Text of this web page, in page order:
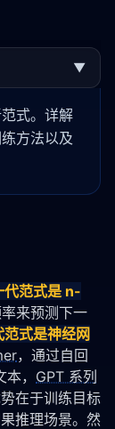
▼
式。详解
方法以及
代范式是 n-
来预测下一
范式是神经网
，通过自回
， GPT 系列
在于训练目标
推理场景。然